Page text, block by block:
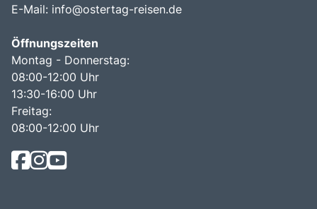
E-Mail: info@ostertag-reisen.de
Öffnungszeiten
Montag - Donnerstag:
08:00-12:00 Uhr
13:30-16:00 Uhr
Freitag:
08:00-12:00 Uhr